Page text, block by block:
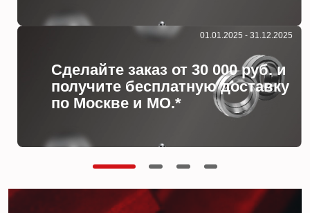
Сделайте заказ от 30 000 руб. и
получите бесплатную доставку
по Москве и МО.*
01.01.2025 - 31.12.2025